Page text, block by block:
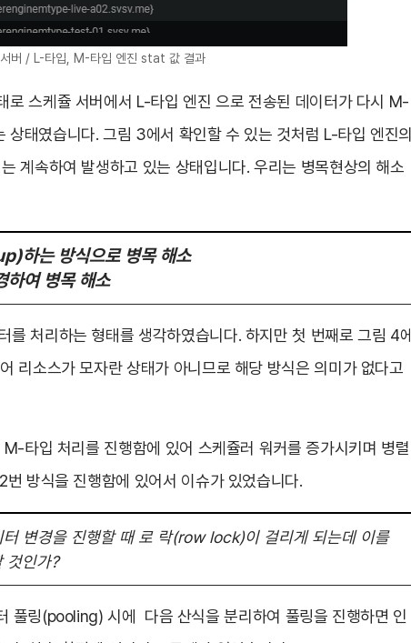
버 / L-타입, M-타입 엔진 stat 값 결과
로 스케쥴 서버에서 L-타입 엔진 으로 전송된 데이터가 다시 M-
태였습니다. 그림 3에서 확인할 수 있는 것처럼 L-타입 엔진의
계속하여 발생하고 있는 상태입니다. 우리는 병목현상의 해소
하는 방식으로 병목 해소
하여 병목 해소
를 처리하는 형태를 생각하였습니다. 하지만 첫 번째로 그림 4에
리소스가 모자란 상태가 아니므로 해당 방식은 의미가 없다고
타입 처리를 진행함에 있어 스케쥴러 워커를 증가시키며 병렬
방식을 진행함에 있어서 이슈가 있었습니다.
변경을 진행할 때 로 락(row lock)이 걸리게 되는데 이를
것인가?
풀링(pooling) 시에 다음 산식을 분리하여 풀링을 진행하면 인